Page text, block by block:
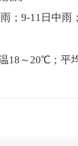
；9-11日中
18～20℃；平